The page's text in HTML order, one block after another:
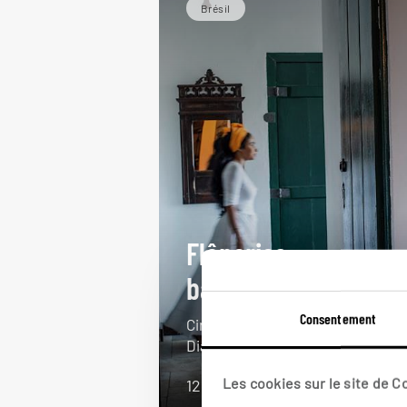
Consentement
Les cookies sur le site de
Brésil
Flâneries
bahianaises
Circuit Brésil : Bahia, Chapada
Diamantina, plages d’Imbassai.
12 jours / 10 nuits